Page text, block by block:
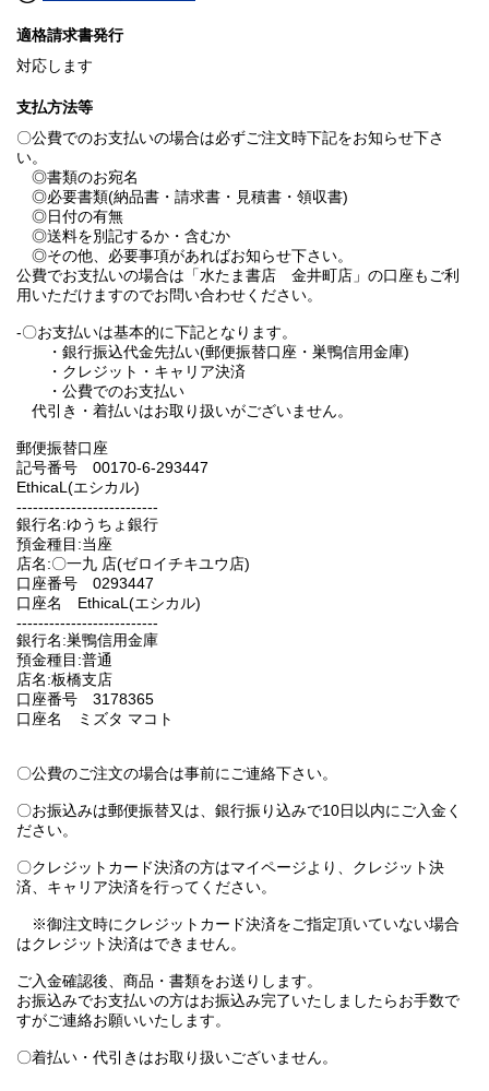
適格請求書発行
対応します
支払方法等
〇公費でのお支払いの場合は必ずご注文時下記をお知らせ下さ
い。
◎書類のお宛名
◎必要書類(納品書・請求書・見積書・領収書)
◎日付の有無
◎送料を別記するか・含むか
◎その他、必要事項があればお知らせ下さい。
公費でお支払いの場合は「水たま書店 金井町店」の口座もご利
用いただけますのでお問い合わせください。
-〇お支払いは基本的に下記となります。
・銀行振込代金先払い(郵便振替口座・巣鴨信用金庫)
・クレジット・キャリア決済
・公費でのお支払い
代引き・着払いはお取り扱いがございません。
郵便振替口座
記号番号 00170-6-293447
EthicaL(エシカル)
--------------------------
銀行名:ゆうちょ銀行
預金種目:当座
店名:〇一九 店(ゼロイチキユウ店)
口座番号 0293447
口座名 EthicaL(エシカル)
--------------------------
銀行名:巣鴨信用金庫
預金種目:普通
店名:板橋支店
口座番号 3178365
口座名 ミズタ マコト
〇公費のご注文の場合は事前にご連絡下さい。
〇お振込みは郵便振替又は、銀行振り込みで10日以内にご入金く
ださい。
〇クレジットカード決済の方はマイページより、クレジット決
済、キャリア決済を行ってください。
※御注文時にクレジットカード決済をご指定頂いていない場合
はクレジット決済はできません。
ご入金確認後、商品・書類をお送りします。
お振込みでお支払いの方はお振込み完了いたしましたらお手数で
すがご連絡お願いいたします。
〇着払い・代引きはお取り扱いございません。